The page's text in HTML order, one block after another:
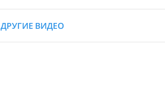
ДРУГИЕ ВИДЕО